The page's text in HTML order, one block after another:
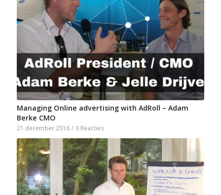
Managing Online advertising with AdRoll – Adam
Berke CMO
21 december 2016 / 0 Reacties